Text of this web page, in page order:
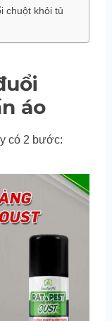
chuột khỏi tủ
áo
có 2 bước: